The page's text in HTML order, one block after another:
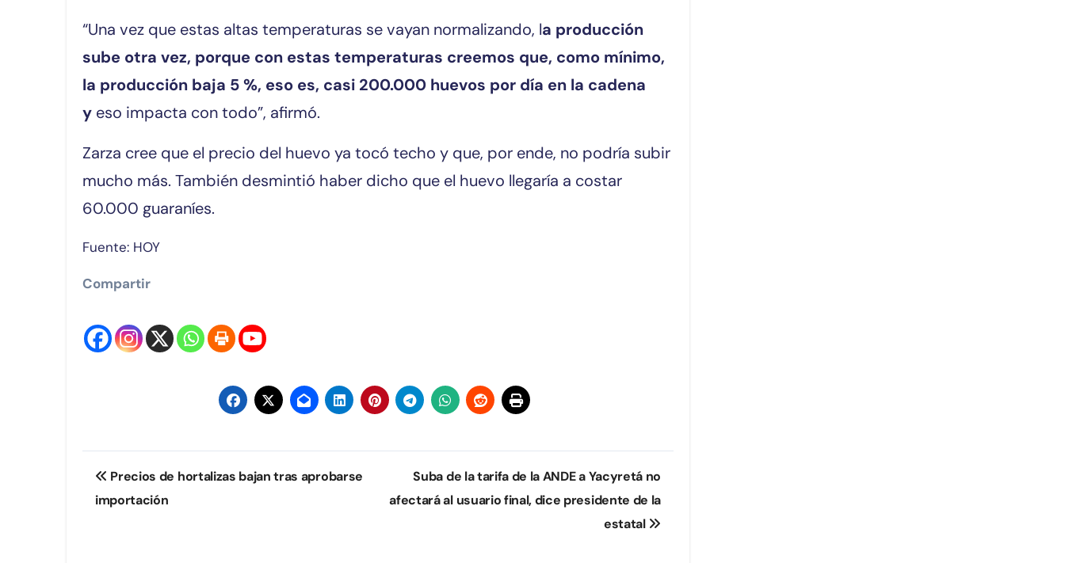
“Una vez que estas altas temperaturas se vayan normalizando, la producción
sube otra vez, porque con estas temperaturas creemos que, como mínimo,
la producción baja 5 %, eso es, casi 200.000 huevos por día en la cadena
y eso impacta con todo”, afirmó.
Zarza cree que el precio del huevo ya tocó techo y que, por ende, no podría subir
mucho más. También desmintió haber dicho que el huevo llegaría a costar
60.000 guaraníes.
Fuente: HOY
Compartir
Navegación
de
Precios de hortalizas bajan tras aprobarse
importación
Suba de la tarifa de la ANDE a Yacyretá no
afectará al usuario final, dice presidente de la
estatal